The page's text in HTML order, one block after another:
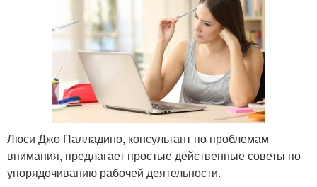
Люси Джо Палладино, консультант по проблемам
внимания, предлагает простые действенные советы по
упорядочиванию рабочей деятельности.